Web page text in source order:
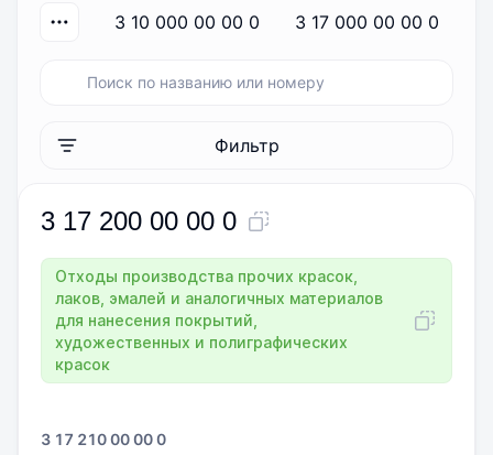
3 10 000 00 00 0 3 17 000 00 00 0
Фильтр
3 17 200 00 00 0
Отходы производства прочих красок,
лаков, эмалей и аналогичных материалов
для нанесения покрытий,
художественных и полиграфических
красок
3 17 210 00 00 0